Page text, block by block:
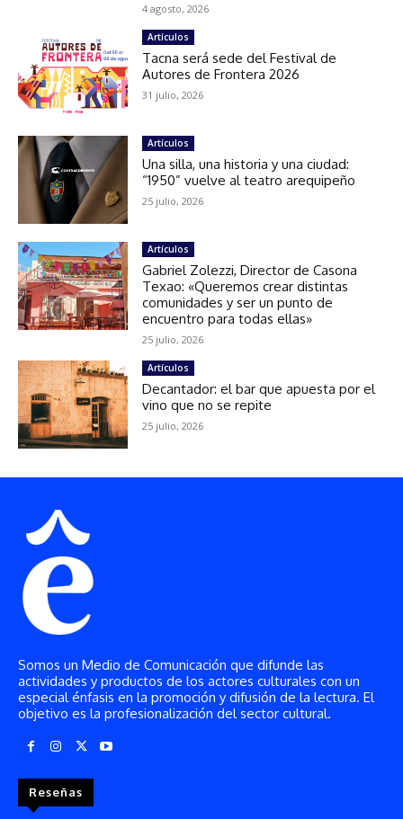
Somos un Medio de Comunicación que difunde las
actividades y productos de los actores culturales con un
especial énfasis en la promoción y difusión de la lectura. El
objetivo es la profesionalización del sector cultural.
Reseñas